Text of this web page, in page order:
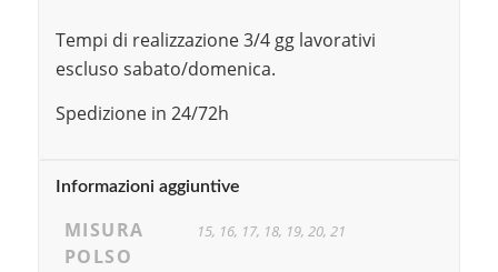
Tempi di realizzazione 3/4 gg lavorativi
escluso sabato/domenica.
Spedizione in 24/72h
Informazioni aggiuntive
MISURA
POLSO
15, 16, 17, 18, 19, 20, 21